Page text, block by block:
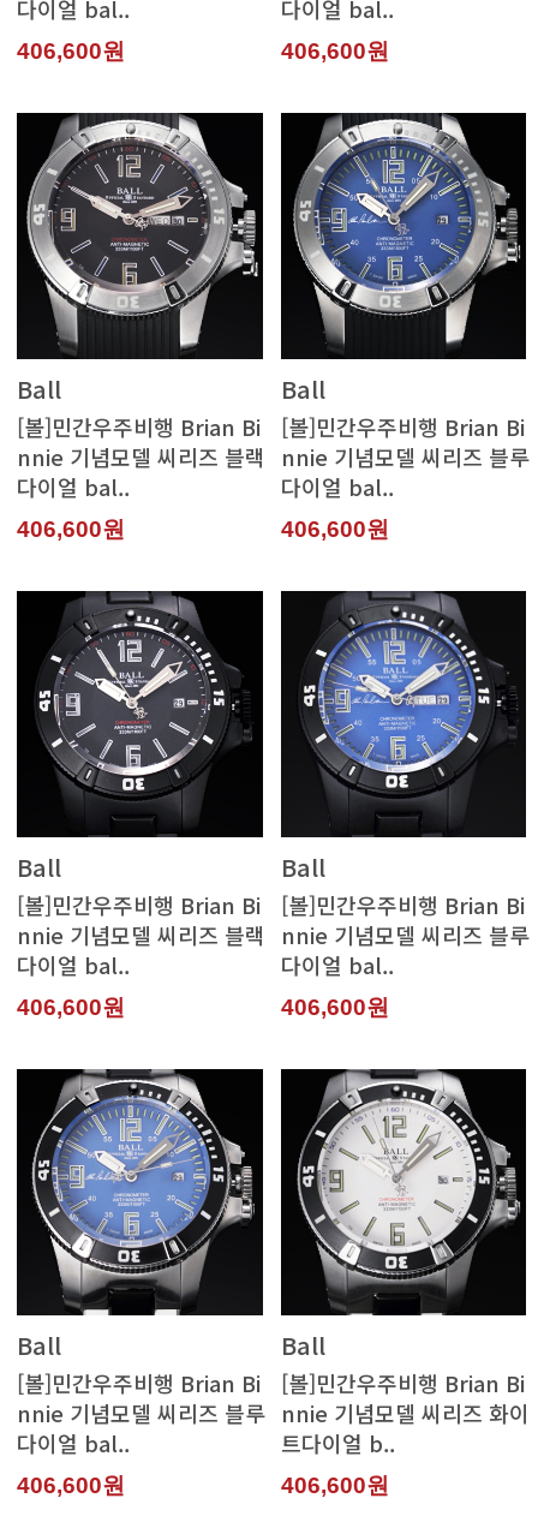
다이얼 bal..
406,600원
다이얼 bal..
406,600원
Ball
다이얼 bal..
406,600원
Ball
다이얼 bal..
406,600원
Ball
다이얼 bal..
406,600원
Ball
다이얼 bal..
406,600원
Ball
다이얼 bal..
406,600원
Ball
트다이얼 b..
406,600원